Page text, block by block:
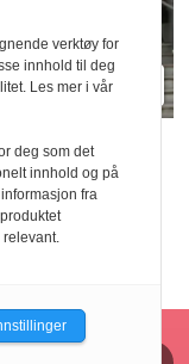
for
verktøy for
innhold til deg
Les mer i vår
deg som det
innhold og på
fra
relevant.